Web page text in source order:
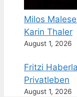
Milos
Karin Thaler
August 1, 2026
Fritzi
Privatleben
August 1, 2026